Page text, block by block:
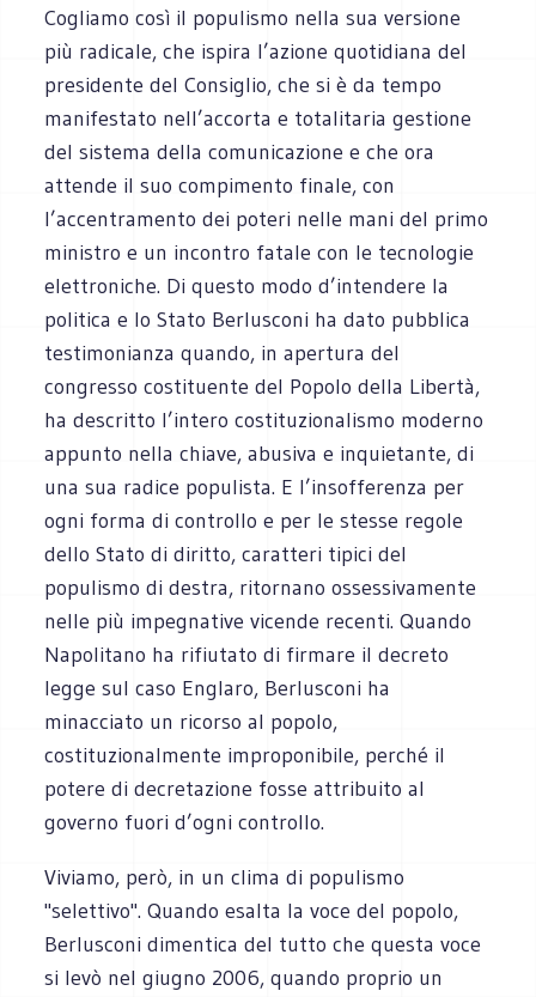
Cogliamo così il populismo nella sua versione
più radicale, che ispira l’azione quotidiana del
presidente del Consiglio, che si è da tempo
manifestato nell’accorta e totalitaria gestione
del sistema della comunicazione e che ora
attende il suo compimento finale, con
l’accentramento dei poteri nelle mani del primo
ministro e un incontro fatale con le tecnologie
elettroniche. Di questo modo d’intendere la
politica e lo Stato Berlusconi ha dato pubblica
testimonianza quando, in apertura del
congresso costituente del Popolo della Libertà,
ha descritto l’intero costituzionalismo moderno
appunto nella chiave, abusiva e inquietante, di
una sua radice populista. E l’insofferenza per
ogni forma di controllo e per le stesse regole
dello Stato di diritto, caratteri tipici del
populismo di destra, ritornano ossessivamente
nelle più impegnative vicende recenti. Quando
Napolitano ha rifiutato di firmare il decreto
legge sul caso Englaro, Berlusconi ha
minacciato un ricorso al popolo,
costituzionalmente improponibile, perché il
potere di decretazione fosse attribuito al
governo fuori d’ogni controllo.
Viviamo, però, in un clima di populismo
"selettivo". Quando esalta la voce del popolo,
Berlusconi dimentica del tutto che questa voce
si levò nel giugno 2006, quando proprio un